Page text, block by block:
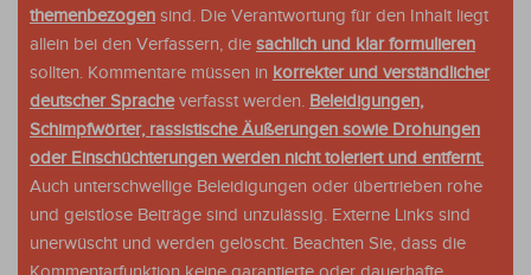
themenbezogen sind. Die Verantwortung für den Inhalt liegt
allein bei den Verfassern, die sachlich und klar formulieren
sollten. Kommentare müssen in korrekter und verständlicher
deutscher Spracheverfasst werden. Beleidigungen,
Schimpfwörter, rassistische Äußerungen sowie Drohungen
oder Einschüchterungen werden nicht toleriert und entfernt.
Auch unterschwellige Beleidigungen oder übertrieben rohe
und geistlose Beiträge sind unzulässig. Externe Links sind
unerwüscht und werden gelöscht. Beachten Sie, dass die